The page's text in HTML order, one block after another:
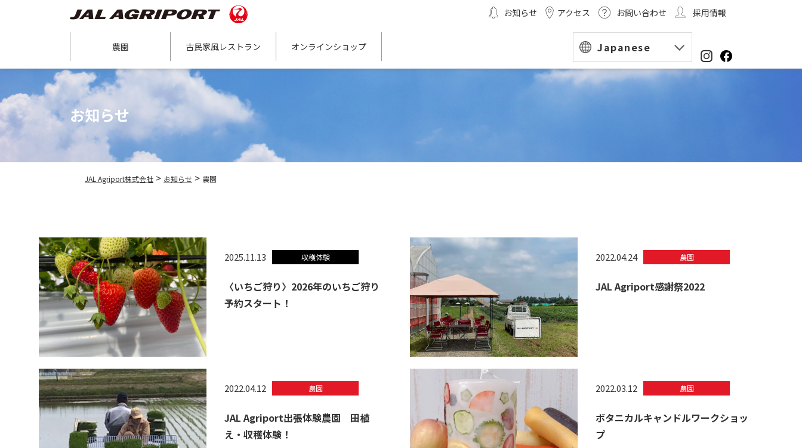
お知らせ アクセス お問い合わせ 採用情報
農園 古民家風レストラン オンラインショップ Japanese
お知らせ
JAL Agriport株式会社 > お知らせ > 農園
2025.11.13 収穫体験
〈いちご狩り〉2026年のいちご狩り
予約スタート！
2022.04.24 農園
JAL Agriport感謝祭2022
2022.04.12 農園
JAL Agriport出張体験農園 田植
え・収穫体験！
2022.03.12 農園
ボタニカルキャンドルワークショッ
プ